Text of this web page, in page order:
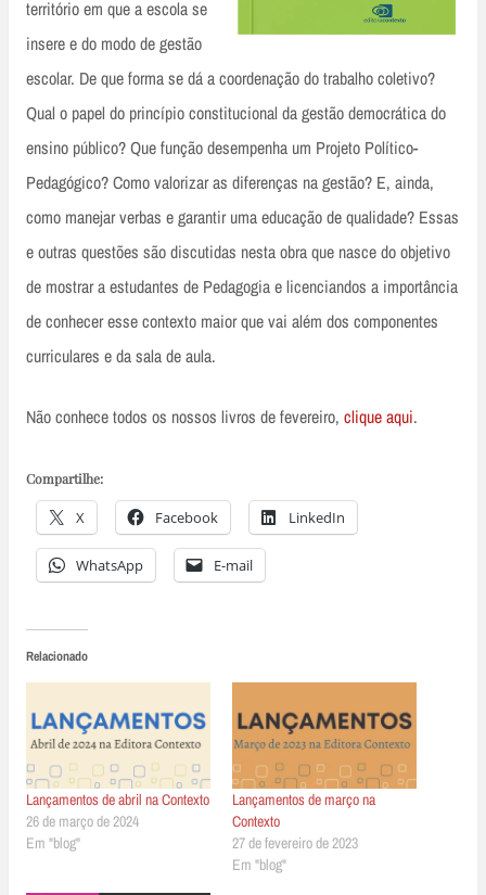
território em que a escola se
insere e do modo de gestão
escolar. De que forma se dá a coordenação do trabalho coletivo?
Qual o papel do princípio constitucional da gestão democrática do
ensino público? Que função desempenha um Projeto Político-
Pedagógico? Como valorizar as diferenças na gestão? E, ainda,
como manejar verbas e garantir uma educação de qualidade? Essas
e outras questões são discutidas nesta obra que nasce do objetivo
de mostrar a estudantes de Pedagogia e licenciandos a importância
de conhecer esse contexto maior que vai além dos componentes
curriculares e da sala de aula.
Não conhece todos os nossos livros de fevereiro, clique aqui.
Compartilhe:
X Facebook LinkedIn
WhatsApp E-mail
Relacionado
Lançamentos de abril na Contexto
26 de março de 2024
Em "blog"
Lançamentos de março na
Contexto
27 de fevereiro de 2023
Em "blog"